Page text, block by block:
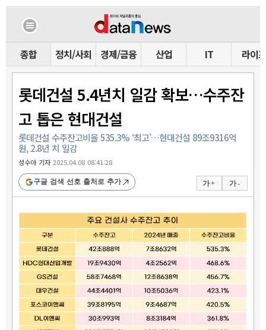
종합 정치/사회 경제/금융 산업 IT 라이프
롯데건설 5.4년치 일감 확보…수주잔
고 톱은 현대건설
롯데건설 수주잔고비율 535.3% ‘최고’…현대건설 89조9316억
원, 2.8년 치 일감
성수아 기자2025.04.08 08:41:28
가 + 가 -
구글 검색 선호 출처로 추가